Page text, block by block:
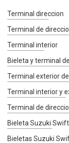
Terminal direccion
Terminal de
Terminal interior
Bieleta y terminal
Terminal exterior
Terminal interior y
Terminal de
Bieleta Suzuki Swift
Bieletas Suzuki